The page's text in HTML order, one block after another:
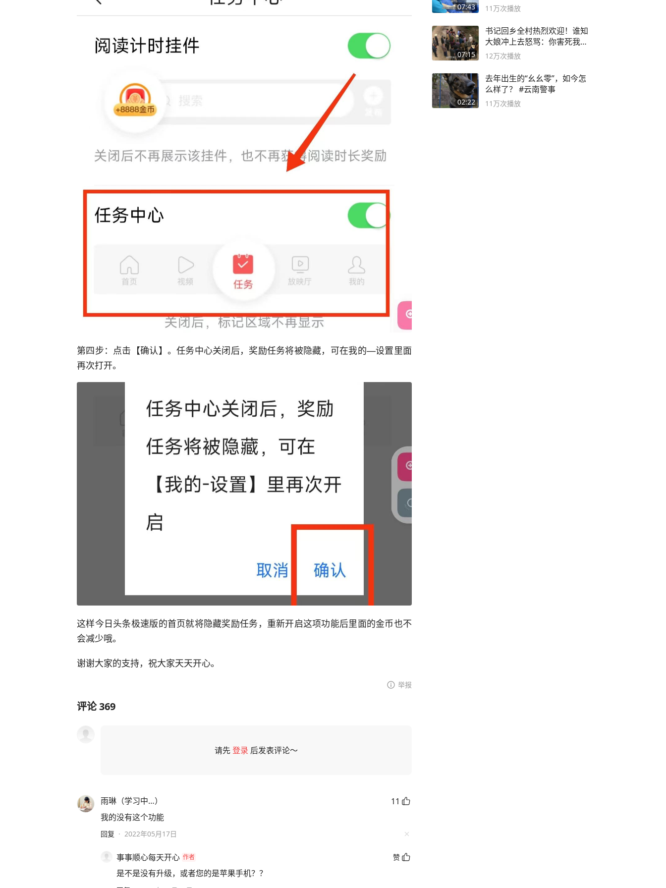
第四步：点击【确认】。任务中心关闭后，奖励任务将被隐藏，可在我的—设置里面
再次打开。
这样今日头条极速版的首页就将隐藏奖励任务，重新开启这项功能后里面的金币也不
会减少哦。
谢谢大家的支持，祝大家天天开心。
举报
评论369
请先登录 后发表评论～
雨琳（学习中…）
11
我的没有这个功能
回复 · 2022年05月17日
事事顺心每天开心 作者 赞
是不是没有升级，或者您的是苹果手机？？
07:43 11万次播放
07:15
书记回乡全村热烈欢迎！谁知
大娘冲上去怒骂：你害死我儿
子
12万次播放
02:22
去年出生的“幺幺零”，如今怎
么样了？ #云南警事
11万次播放